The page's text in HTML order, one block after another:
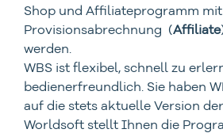
Shop und Affiliateprogramm
Provisionsabrechnung (Affiliate
werden.
WBS ist flexibel, schnell zu
bedienerfreundlich. Sie haben
auf die stets aktuelle Version
Worldsoft stellt Ihnen die